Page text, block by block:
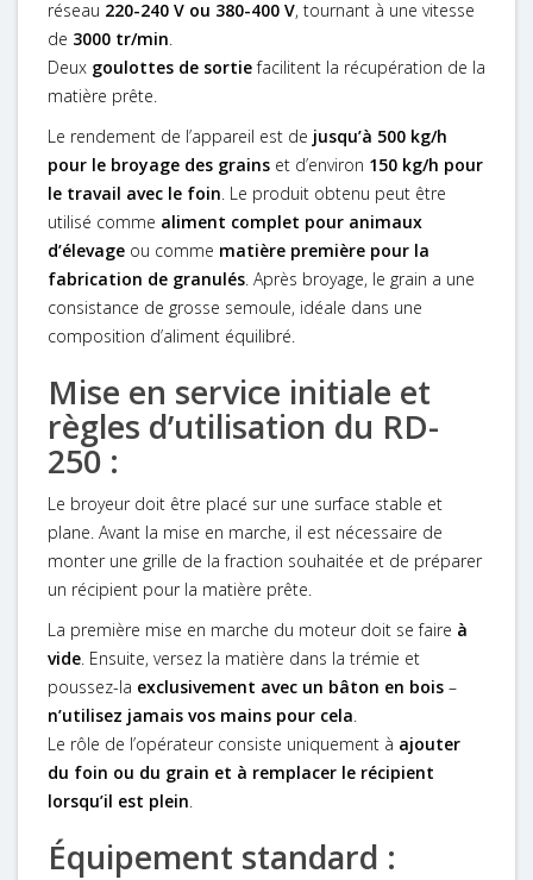
réseau 220-240 V ou 380-400 V, tournant à une vitesse
de 3000 tr/min.
Deux goulottes de sortiefacilitent la récupération de la
matière prête.
Le rendement de l’appareil est de jusqu’à 500 kg/h
pour le broyage des grains et d’environ 150 kg/h pour
le travail avec le foin. Le produit obtenu peut être
utilisé comme aliment complet pour animaux
d’élevage ou comme matière première pour la
fabrication de granulés. Après broyage, le grain a une
consistance de grosse semoule, idéale dans une
composition d’aliment équilibré.
Mise en service initiale et
règles d’utilisation du RD-
250 :
Le broyeur doit être placé sur une surface stable et
plane. Avant la mise en marche, il est nécessaire de
monter une grille de la fraction souhaitée et de préparer
un récipient pour la matière prête.
La première mise en marche du moteur doit se faire à
vide. Ensuite, versez la matière dans la trémie et
poussez-la exclusivement avec un bâton en bois –
n’utilisez jamais vos mains pour cela.
Le rôle de l’opérateur consiste uniquement à ajouter
du foin ou du grain et à remplacer le récipient
lorsqu’il est plein.
Équipement standard :